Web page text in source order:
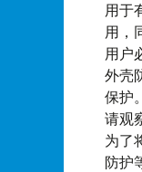
用于
用，
用户
外壳
保护
请观
为了
防护